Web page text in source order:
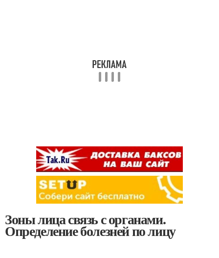
Зоны лица связь с органами.
Определение болезней по лицу